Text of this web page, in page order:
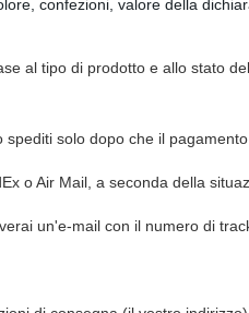
confezioni, valore della
al tipo di prodotto e allo stato
spediti solo dopo che il
o Air Mail, a seconda della
un'e-mail con il numero di